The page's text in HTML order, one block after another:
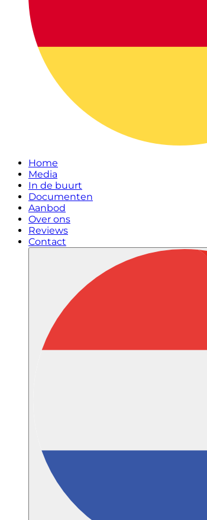
Home
Media
In de buurt
Documenten
Aanbod
Over ons
Reviews
Contact